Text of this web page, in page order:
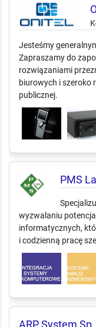
Jesteśmy
Zapraszamy do
rozwiązaniami
biurowych i szeroko
publicznej.
PMS
wyzwalaniu
informatycznych,
i codzienną pracę